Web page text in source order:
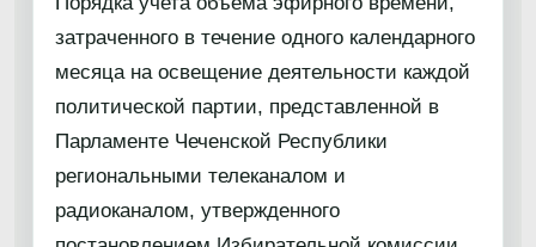
затраченного в течение одного календарного
месяца на освещение деятельности каждой
политической партии, представленной в
Парламенте Чеченской Республики
региональными телеканалом и
радиоканалом, утвержденного